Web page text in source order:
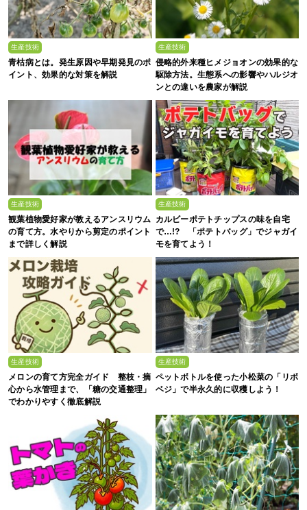
生産技術
青枯病とは。発生原因や早期発見のポ
イント、効果的な対策を解説
生産技術
侵略的外来種ヒメジョオンの効果的な
駆除方法。生態系への影響やハルジオ
ンとの違いを農家が解説
生産技術
観葉植物愛好家が教えるアンスリウム
の育て方。水やりから剪定のポイント
まで詳しく解説
生産技術
カルビーポテトチップスの味を自宅
で…!? 「ポテトバッグ」でジャガイ
モを育てよう！
生産技術
メロンの育て方完全ガイド 整枝・摘
心から水管理まで、「糖の交通整理」
でわかりやすく徹底解説
生産技術
ペットボトルを使った小松菜の「リボ
ベジ」で半永久的に収穫しよう！